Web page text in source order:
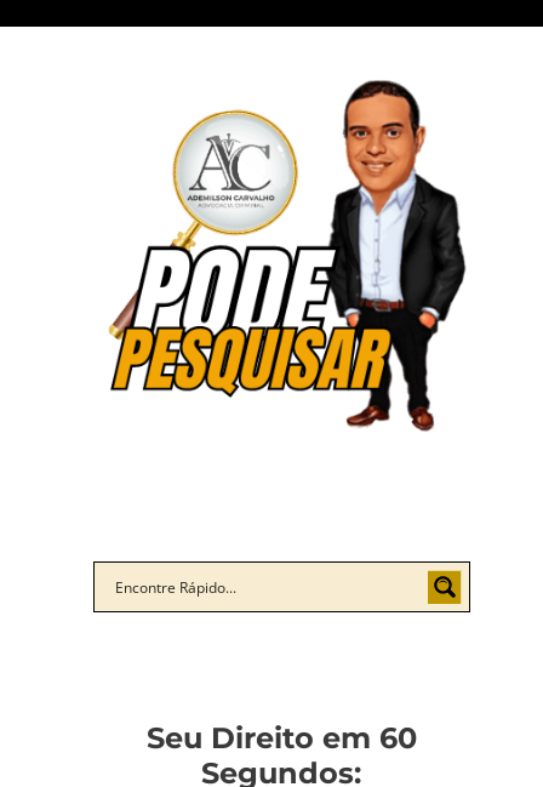
Seu Direito em 60
Segundos: